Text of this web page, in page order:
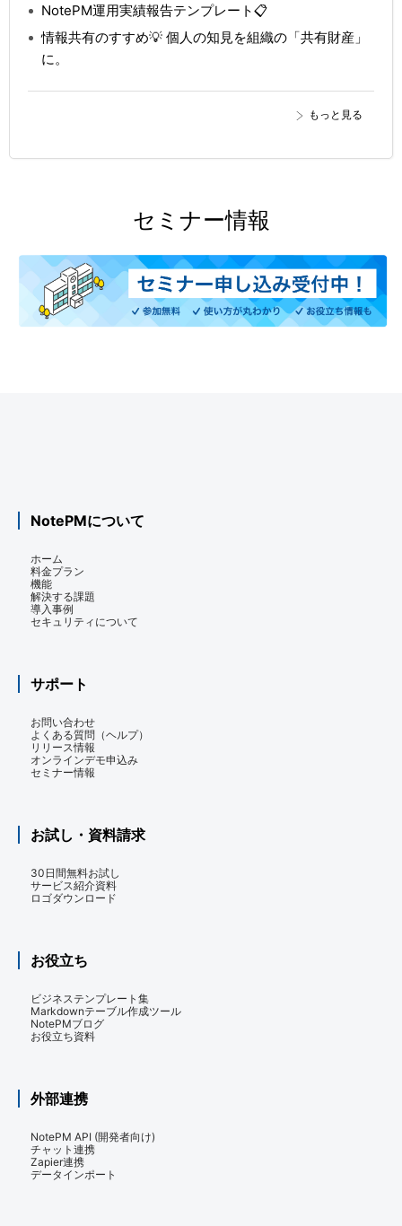
NotePM運用実績報告テンプレート📋️
情報共有のすすめ💡 個人の知見を組織の「共有財産」
に。
もっと見る
セミナー情報
NotePMについて
ホーム
料金プラン
機能
解決する課題
導入事例
セキュリティについて
サポート
お問い合わせ
よくある質問（ヘルプ）
リリース情報
オンラインデモ申込み
セミナー情報
お試し・資料請求
30日間無料お試し
サービス紹介資料
ロゴダウンロード
お役立ち
ビジネステンプレート集
Markdownテーブル作成ツール
NotePMブログ
お役立ち資料
外部連携
NotePM API (開発者向け)
チャット連携
Zapier連携
データインポート